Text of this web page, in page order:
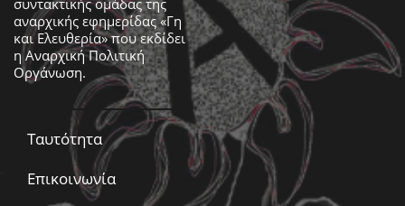
αναρχικής εφημερίδας «Γη
και Ελευθερία» που εκδίδει
ηΑναρχική Πολιτική
Οργάνωση.
Ταυτότητα
Επικοινωνία